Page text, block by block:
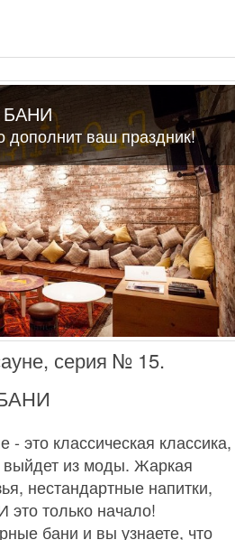
дополнит ваш праздник!
серия № 15.
это классическая классика,
выйдет из моды. Жаркая
нестандартные напитки,
это только начало!
бани и вы узнаете, что